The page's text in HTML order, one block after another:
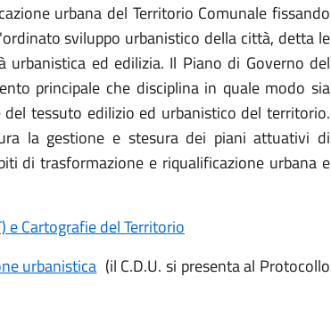
urbana del Territorio Comunale fissando
sviluppo urbanistico della città, detta le
ed edilizia. Il Piano di Governo del
principale che disciplina in quale modo sia
tessuto edilizio ed urbanistico del territorio.
la gestione e stesura dei piani attuativi di
di trasformazione e riqualificazione urbana e
e Cartografie del Territorio
urbanistica (il C.D.U. si presenta al Protocollo